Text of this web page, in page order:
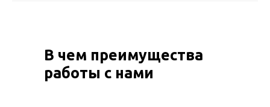
В чем преимущества
работы с нами